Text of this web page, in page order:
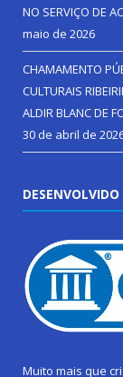
NO SERVIÇO DE
maio de 2026
CHAMAMENTO
CULTURAIS
ALDIR BLANC DE
30 de abril de
Muito mais que